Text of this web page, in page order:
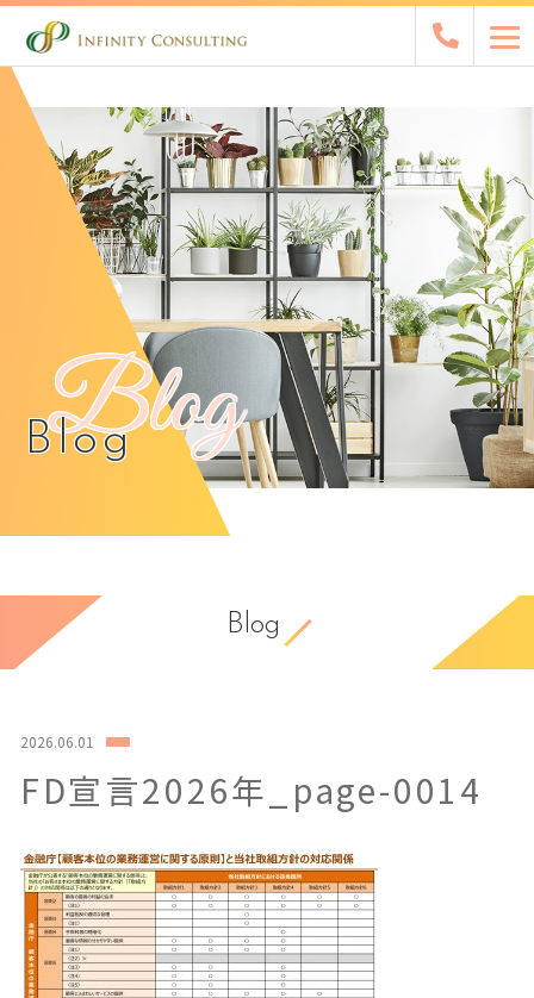
Blog
Blog
Blog
2026.06.01
FD宣言2026年_page-0014